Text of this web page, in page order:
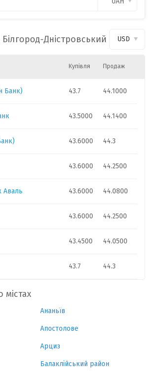
Дністровський USD
Купівля Продаж
Банк) 43.7 44.1000
43.5000 44.1400
43.6000 44.3
43.6000 44.2500
Аваль 43.6000 44.0800
43.6000 44.2500
43.4500 44.0500
43.7 44.3
Ананьїв
Апостолове
Арциз
Балаклійський район